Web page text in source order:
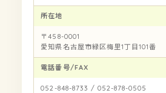
所在地
〒458-0001
愛知県名古屋市緑区梅里1丁目101番
電話番号/FAX
052-848-8733 / 052-878-0505